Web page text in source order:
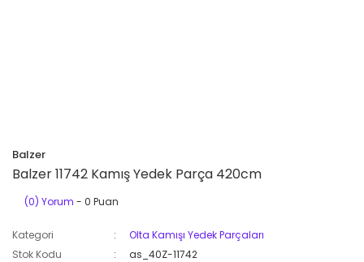
Balzer
Balzer 11742 Kamış Yedek Parça 420cm
(0) Yorum - 0 Puan
Kategori
Olta Kamışı Yedek Parçaları
Stok Kodu
as_40Z-11742